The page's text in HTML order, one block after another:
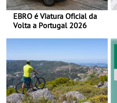
EBRO é Viatura Oficial da
Volta a Portugal 2026